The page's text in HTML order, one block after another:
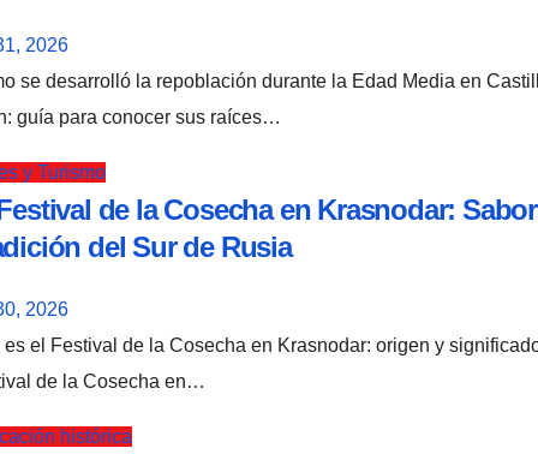
2026
guía para conocer sus raíces…
y Turismo
de la Cosecha en Krasnodar:
del Sur de Rusia
2026
de la Cosecha en…
histórica